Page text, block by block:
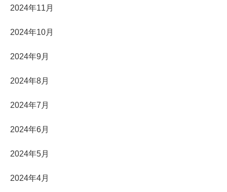
2024年11月
2024年10月
2024年9月
2024年8月
2024年7月
2024年6月
2024年5月
2024年4月